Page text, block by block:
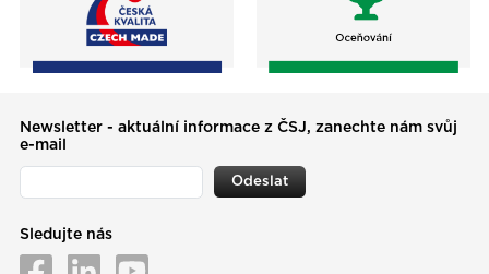
Newsletter - aktuální informace z ČSJ, zanechte nám svůj
e-mail
Odeslat
Sledujte nás